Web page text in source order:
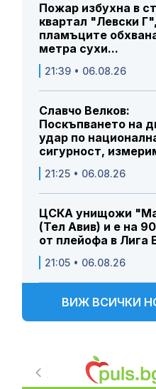
Пожар избухна в
квартал "Левски Г",
пламъците
метра сухи...
21:39 • 06.08.26
Славчо Велков:
Поскъпването на
удар по
сигурност,
21:25 • 06.08.26
ЦСКА унищожи
(Тел Авив) и е на
от плейофа в Лига
21:05 • 06.08.26
ВИЖ ВСИЧКИ